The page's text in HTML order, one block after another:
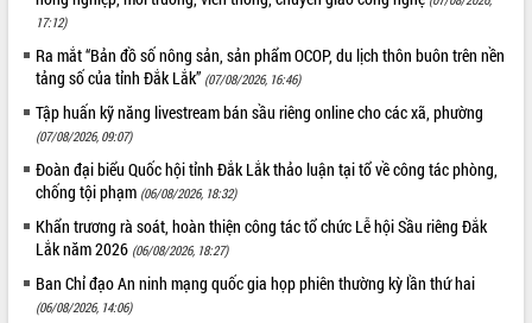
17:12)
Ra mắt “Bản đồ số nông sản, sản phẩm OCOP, du lịch thôn buôn trên nền
tảng số của tỉnh Đắk Lắk” (07/08/2026, 16:46)
Tập huấn kỹ năng livestream bán sầu riêng online cho các xã, phường
(07/08/2026, 09:07)
Đoàn đại biểu Quốc hội tỉnh Đắk Lắk thảo luận tại tổ về công tác phòng,
chống tội phạm (06/08/2026, 18:32)
Khẩn trương rà soát, hoàn thiện công tác tổ chức Lễ hội Sầu riêng Đắk
Lắk năm 2026 (06/08/2026, 18:27)
Ban Chỉ đạo An ninh mạng quốc gia họp phiên thường kỳ lần thứ hai
(06/08/2026, 14:06)